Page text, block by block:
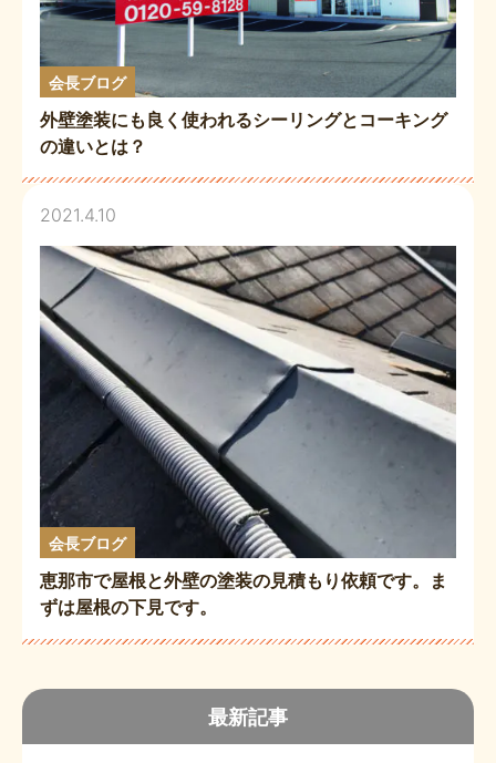
最新記事
会長ブログ
外壁塗装にも良く使われるシーリングとコーキング
の違いとは？
2021.4.10
会長ブログ
恵那市で屋根と外壁の塗装の見積もり依頼です。ま
ずは屋根の下見です。